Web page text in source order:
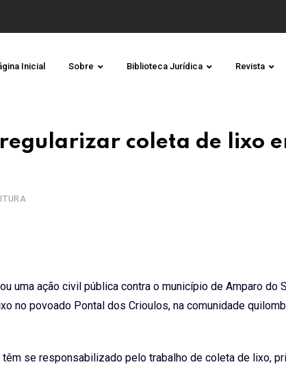
Inicial Sobre Biblioteca Jurídica Revista
coleta de lixo
uma ação civil pública contra o município de Amparo do
no povoado Pontal dos Crioulos, na comunidade
se responsabilizado pelo trabalho de coleta de lixo,